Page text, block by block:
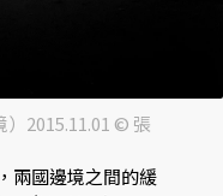
2015.11.01 © 張
兩國邊境之間的緩